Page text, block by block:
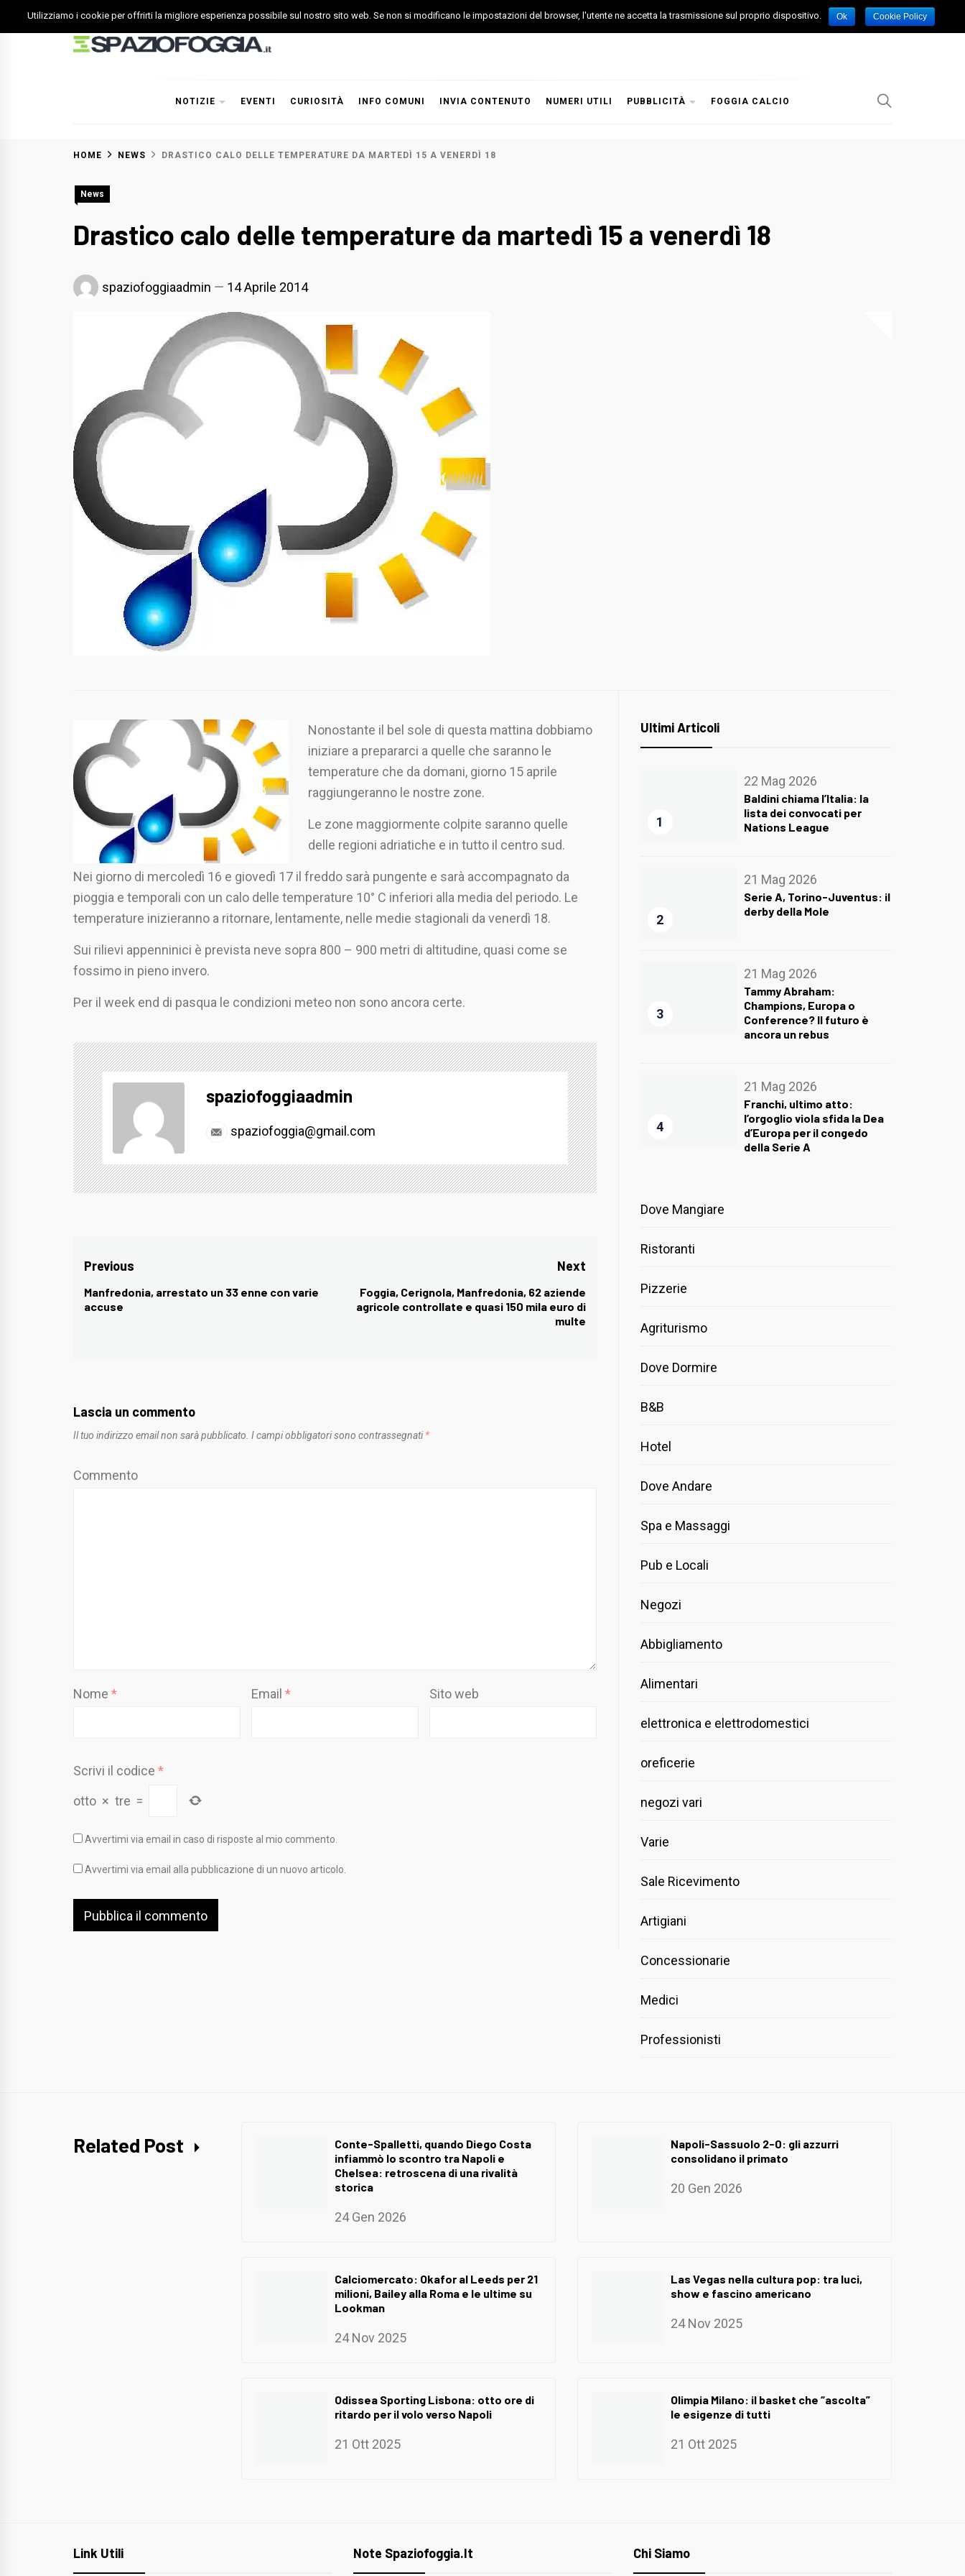
to
NOTIZIE EVENTI CURIOSITÀ INFO COMUNI INVIA CONTENUTO NUMERI UTILI PUBBLICITÀ FOGGIA CALCIO
HOME NEWS DRASTICO CALO DELLE TEMPERATURE DA MARTEDÌ 15 A VENERDÌ 18
News
Drastico calo delle temperature da martedì 15 a venerdì 18
spaziofoggiaadmin 14 Aprile 2014
Nonostante il bel sole di questa mattina dobbiamo
iniziare a prepararci a quelle che saranno le
temperature che da domani, giorno 15 aprile
raggiungeranno le nostre zone.
Le zone maggiormente colpite saranno quelle
delle regioni adriatiche e in tutto il centro sud.
Nei giorno di mercoledì 16 e giovedì 17 il freddo sarà pungente e sarà accompagnato da
pioggia e temporali con un calo delle temperature 10° C inferiori alla media del periodo. Le
temperature inizieranno a ritornare, lentamente, nelle medie stagionali da venerdì 18.
Sui rilievi appenninici è prevista neve sopra 800 – 900 metri di altitudine, quasi come se
fossimo in pieno invero.
Per il week end di pasqua le condizioni meteo non sono ancora certe.
spaziofoggiaadmin
spaziofoggia@gmail.com
Navigazione
articoli
Previous
Previous
post:
Manfredonia, arrestato un 33 enne con varie
accuse
Next
Next
post:
Foggia, Cerignola, Manfredonia, 62 aziende
agricole controllate e quasi 150 mila euro di
multe
Lascia un commento
Il tuo indirizzo email non sarà pubblicato. I campi obbligatori sono contrassegnati *
Commento
Nome * Email * Sito web
Scrivi il codice *
otto × tre =
Avvertimi via email in caso di risposte al mio commento.
Avvertimi via email alla pubblicazione di un nuovo articolo.
Ultimi Articoli
1
22 Mag 2026
Baldini chiama l’Italia: la
lista dei convocati per
Nations League
2
21 Mag 2026
Serie A, Torino-Juventus: il
derby della Mole
3
21 Mag 2026
Tammy Abraham:
Champions, Europa o
Conference? Il futuro è
ancora un rebus
4
21 Mag 2026
Franchi, ultimo atto:
l’orgoglio viola sfida la Dea
d’Europa per il congedo
della Serie A
Dove Mangiare
Ristoranti
Pizzerie
Agriturismo
Dove Dormire
B&B
Hotel
Dove Andare
Spa e Massaggi
Pub e Locali
Negozi
Abbigliamento
Alimentari
elettronica e elettrodomestici
oreficerie
negozi vari
Varie
Sale Ricevimento
Artigiani
Concessionarie
Medici
Professionisti
Related Post
Conte-Spalletti, quando Diego Costa
infiammò lo scontro tra Napoli e
Chelsea: retroscena di una rivalità
storica
24 Gen 2026
Napoli-Sassuolo 2-0: gli azzurri
consolidano il primato
20 Gen 2026
Calciomercato: Okafor al Leeds per 21
milioni, Bailey alla Roma e le ultime su
Lookman
24 Nov 2025
Las Vegas nella cultura pop: tra luci,
show e fascino americano
24 Nov 2025
Odissea Sporting Lisbona: otto ore di
ritardo per il volo verso Napoli
21 Ott 2025
Olimpia Milano: il basket che “ascolta”
le esigenze di tutti
21 Ott 2025
Link Utili Note Spaziofoggia.it Chi Siamo
Utilizziamo i cookie per offrirti la migliore esperienza possibile sul nostro sito web. Se non si modificano le impostazioni del browser, l'utente ne accetta la trasmissione sul proprio dispositivo. Ok Cookie Policy